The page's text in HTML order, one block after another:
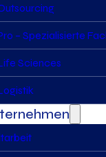
– Spezialisierte
Sciences